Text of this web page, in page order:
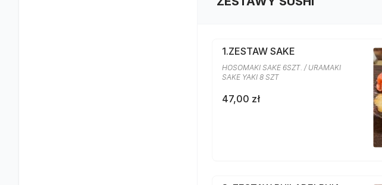
1.ZESTAW SAKE
HOSOMAKI SAKE 6SZT. / URAMAKI
SAKE YAKI 8 SZT
47,00 zł